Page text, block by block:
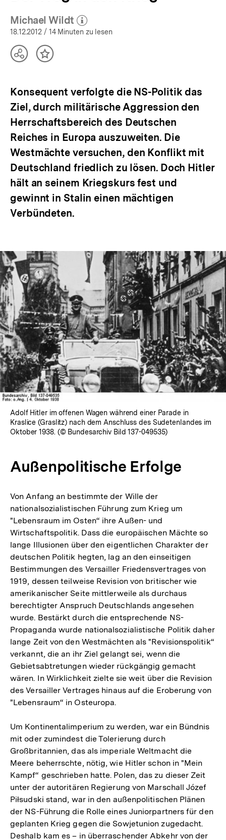
Michael Wildt
(Mehr zum Autor)
öffnen
18.12.2012 / 14 Minuten zu lesen
TeilenInhalt
Konsequent verfolgte die NS-Politik das
Ziel, durch militärische Aggression den
Herrschaftsbereich des Deutschen
Reiches in Europa auszuweiten. Die
Westmächte versuchen, den Konflikt mit
Deutschland friedlich zu lösen. Doch Hitler
hält an seinem Kriegskurs fest und
gewinnt in Stalin einen mächtigen
Verbündeten.
In
Lightbox
öffnen
Adolf Hitler im offenen Wagen während einer Parade in
Kraslice (Graslitz) nach dem Anschluss des Sudetenlandes im
Oktober 1938. (© Bundesarchiv Bild 137-049535)
Außenpolitische Erfolge
Von Anfang an bestimmte der Wille der
nationalsozialistischen Führung zum Krieg um
"Lebensraum im Osten“ ihre Außen- und
Wirtschaftspolitik. Dass die europäischen Mächte so
lange Illusionen über den eigentlichen Charakter der
deutschen Politik hegten, lag an den einseitigen
Bestimmungen des Versailler Friedensvertrages von
1919, dessen teilweise Revision von britischer wie
amerikanischer Seite mittlerweile als durchaus
berechtigter Anspruch Deutschlands angesehen
wurde. Bestärkt durch die entsprechende NS-
Propaganda wurde nationalsozialistische Politik daher
lange Zeit von den Westmächten als "Revisionspolitik“
verkannt, die an ihr Ziel gelangt sei, wenn die
Gebietsabtretungen wieder rückgängig gemacht
wären. In Wirklichkeit zielte sie weit über die Revision
des Versailler Vertrages hinaus auf die Eroberung von
"Lebensraum“ in Osteuropa.
Um Kontinentalimperium zu werden, war ein Bündnis
mit oder zumindest die Tolerierung durch
Großbritannien, das als imperiale Weltmacht die
Meere beherrschte, nötig, wie Hitler schon in "Mein
Kampf“ geschrieben hatte. Polen, das zu dieser Zeit
unter der autoritären Regierung von Marschall Józef
Piłsudski stand, war in den außenpolitischen Plänen
der NS-Führung die Rolle eines Juniorpartners für den
geplanten Krieg gegen die Sowjetunion zugedacht.
Deshalb kam es – in überraschender Abkehr von der